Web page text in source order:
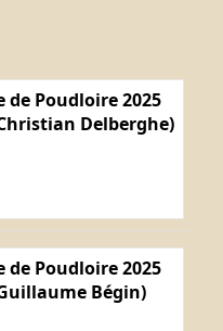
de Poudloire 2025
Delberghe)
de Poudloire 2025
Bégin)